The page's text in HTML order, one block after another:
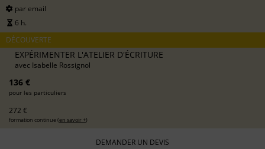
par email
6 h.
DÉCOUVERTE
EXPÉRIMENTER L'ATELIER D'ÉCRITURE
avec Isabelle Rossignol
136 €
pour les particuliers
272 €
formation continue (en savoir +)
DEMANDER UN DEVIS